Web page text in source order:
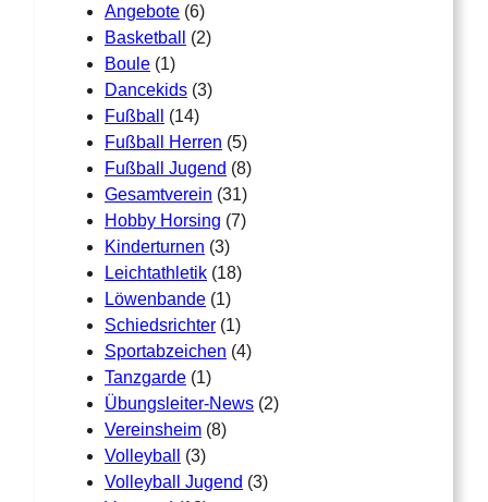
Angebote (6)
Basketball
(2)
Boule (1)
Dancekids (3)
Fußball
(14)
Fußball Herren (5)
Fußball Jugend (8)
Gesamtverein (31)
Hobby Horsing (7)
Kinderturnen (3)
Leichtathletik (18)
Löwenbande (1)
Schiedsrichter (1)
Sportabzeichen (4)
Tanzgarde (1)
Übungsleiter-News (2)
Vereinsheim (8)
Volleyball
(3)
Volleyball Jugend (3)